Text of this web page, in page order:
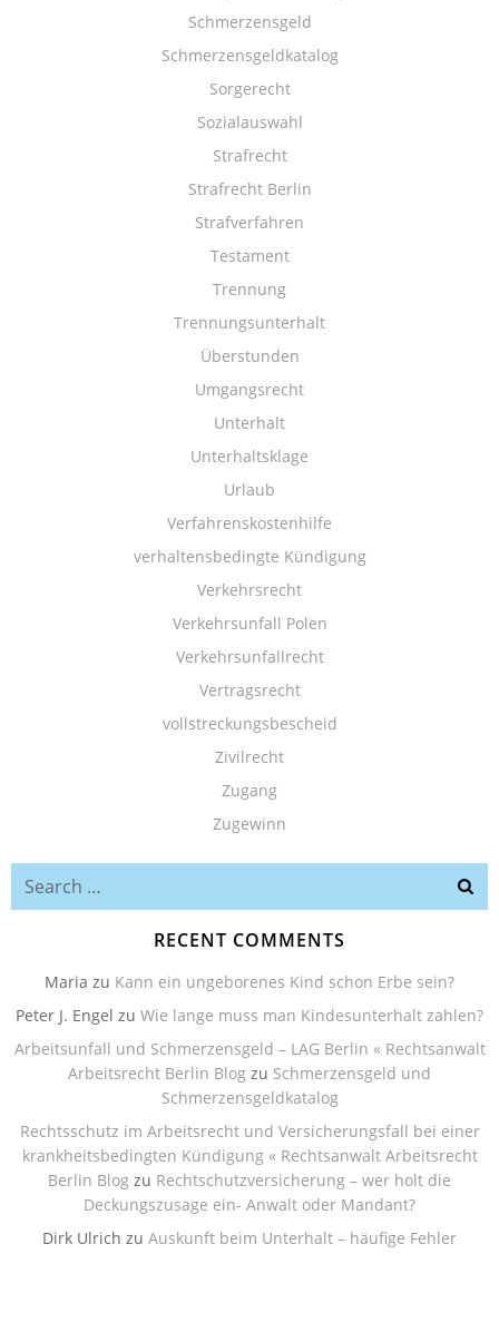
Schmerzensgeld
Schmerzensgeldkatalog
Sorgerecht
Sozialauswahl
Strafrecht
Strafrecht Berlin
Strafverfahren
Testament
Trennung
Trennungsunterhalt
Überstunden
Umgangsrecht
Unterhalt
Unterhaltsklage
Urlaub
Verfahrenskostenhilfe
verhaltensbedingte Kündigung
Verkehrsrecht
Verkehrsunfall Polen
Verkehrsunfallrecht
Vertragsrecht
vollstreckungsbescheid
Zivilrecht
Zugang
Zugewinn
RECENT COMMENTS
Maria zu Kann ein ungeborenes Kind schon Erbe sein?
Peter J. Engel zu Wie lange muss man Kindesunterhalt zahlen?
Arbeitsunfall und Schmerzensgeld – LAG Berlin « Rechtsanwalt
Arbeitsrecht Berlin Blog zu Schmerzensgeld und
Schmerzensgeldkatalog
Rechtsschutz im Arbeitsrecht und Versicherungsfall bei einer
krankheitsbedingten Kündigung « Rechtsanwalt Arbeitsrecht
Berlin Blog zu Rechtschutzversicherung – wer holt die
Deckungszusage ein- Anwalt oder Mandant?
Dirk Ulrich zu Auskunft beim Unterhalt – häufige Fehler